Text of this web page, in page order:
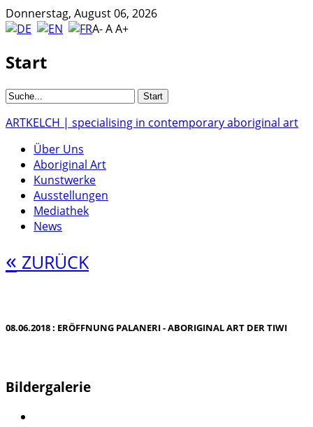
Donnerstag, August 06, 2026
A-AA+
Start
ARTKELCH | specialising in contemporary aboriginal art
Über Uns
Aboriginal Art
Kunstwerke
Ausstellungen
Mediathek
News
« ZURÜCK
08.06.2018 : ERÖFFNUNG PALANERI - ABORIGINAL ART DER TIWI
Bildergalerie